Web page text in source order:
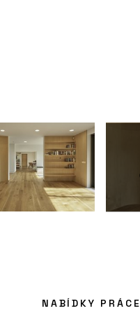
NABÍDKY PRÁCE